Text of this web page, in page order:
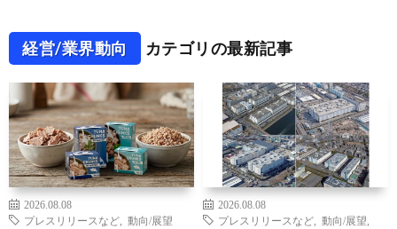
経営/業界動向 カテゴリの最新記事
2026.08.08
プレスリリースなど
動向/展望
2026.08.08
プレスリリースなど
動向/展望